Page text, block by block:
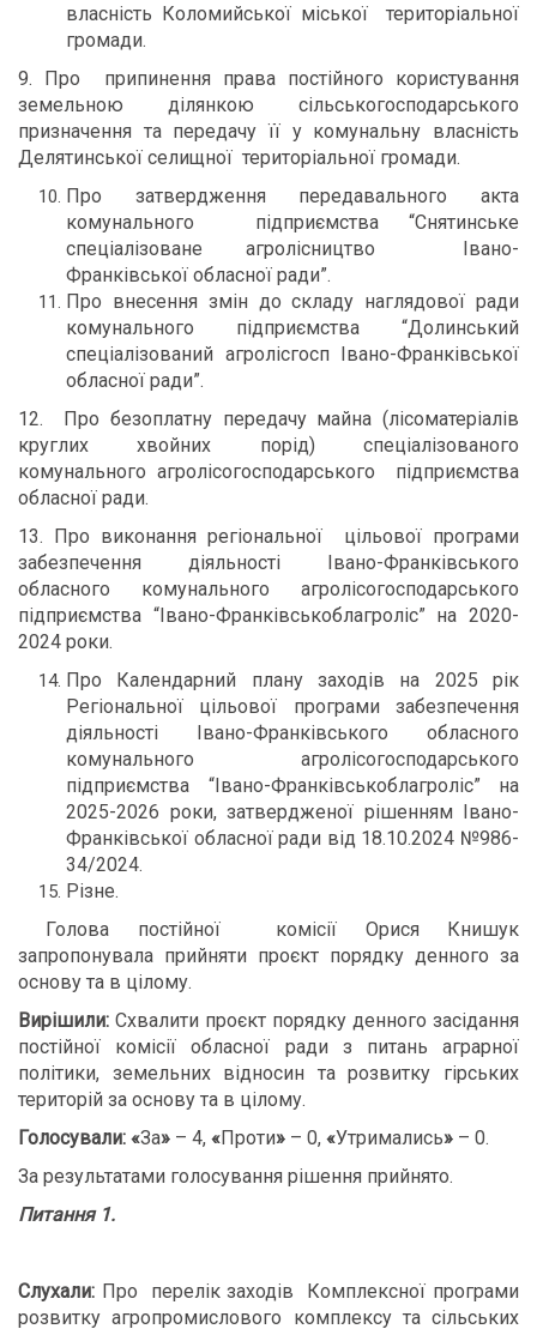
власність Коломийської міської територіальної
громади.
9. Про припинення права постійного користування
земельною ділянкою сільськогосподарського
призначення та передачу її у комунальну власність
Делятинської селищної територіальної громади.
Про затвердження передавального акта
комунального підприємства “Снятинське
спеціалізоване агролісництво Івано-
Франківської обласної ради”.
Про внесення змін до складу наглядової ради
комунального підприємства “Долинський
спеціалізований агролісгосп Івано-Франківської
обласної ради”.
12. Про безоплатну передачу майна (лісоматеріалів
круглих хвойних порід) спеціалізованого
комунального агролісогосподарського підприємства
обласної ради.
13. Про виконання регіональної цільової програми
забезпечення діяльності Івано-Франківського
обласного комунального агролісогосподарського
підприємства “Івано-Франківськоблагроліс” на 2020-
2024 роки.
Про Календарний плану заходів на 2025 рік
Регіональної цільової програми забезпечення
діяльності Івано-Франківського обласного
комунального агролісогосподарського
підприємства “Івано-Франківськоблагроліс” на
2025-2026 роки, затвердженої рішенням Івано-
Франківської обласної ради від 18.10.2024 №986-
34/2024.
Різне.
Голова постійної комісії Орися Книшук
запропонувала прийняти проєкт порядку денного за
основу та в цілому.
Вирішили: Схвалити проєкт порядку денного засідання
постійної комісії обласної ради з питань аграрної
політики, земельних відносин та розвитку гірських
територій за основу та в цілому.
Голосували: «За» – 4, «Проти» – 0, «Утримались» – 0.
За результатами голосування рішення прийнято.
Питання 1.
Слухали: Про перелік заходів Комплексної програми
розвитку агропромислового комплексу та сільських